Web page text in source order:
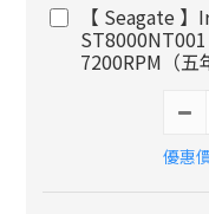
【 Seagate
ST8000NT001
7200RPM（五
優惠